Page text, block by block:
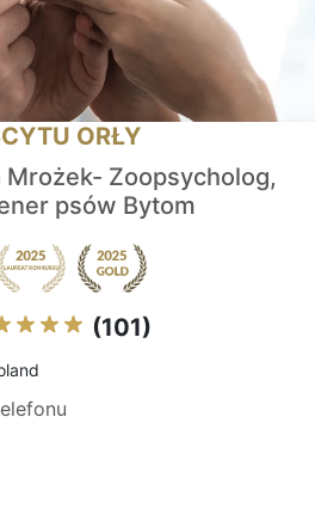
ORŁY
Mrożek- Zoopsycholog,
psów Bytom
(101)